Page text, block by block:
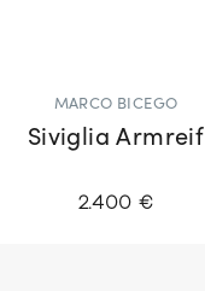
MARCO BICEGO
Siviglia Armreif
2.400 €